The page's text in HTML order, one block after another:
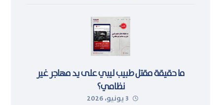
ما حقيقة مقتل طبيب ليبي على يد مهاجر غير
نظامي؟
3 يونيو، 2026